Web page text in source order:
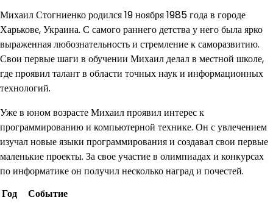
Михаил Стогниенко родился 19 ноября 1985 года в городе
Харькове, Украина. С самого раннего детства у него была ярко
выраженная любознательность и стремление к саморазвитию.
Свои первые шаги в обучении Михаил делал в местной школе,
где проявил талант в области точных наук и информационных
технологий.
Уже в юном возрасте Михаил проявил интерес к
программированию и компьютерной технике. Он с увлечением
изучал новые языки программирования и создавал свои первые
маленькие проекты. За свое участие в олимпиадах и конкурсах
по информатике он получил несколько наград и почестей.
Год
Событие